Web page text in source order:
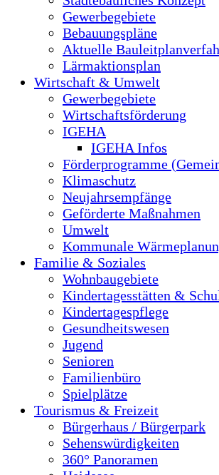
Gewerbegebiete
Bebauungspläne
Aktuelle
Lärmaktionsplan
Wirtschaft & Umwelt
Gewerbegebiete
Wirtschaftsförderung
IGEHA
IGEHA Infos
Förderprogramme
Klimaschutz
Neujahrsempfänge
Geförderte Maßnahmen
Umwelt
Kommunale
Familie & Soziales
Wohnbaugebiete
Kindertagesstätten &
Kindertagespflege
Gesundheitswesen
Jugend
Senioren
Familienbüro
Spielplätze
Tourismus & Freizeit
Bürgerhaus / Bürgerpark
Sehenswürdigkeiten
360° Panoramen